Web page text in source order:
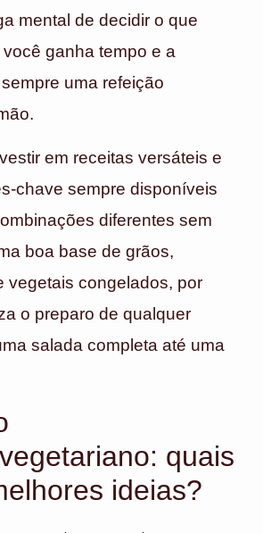
mental de decidir o que
ganha tempo e a
uma refeição
em receitas versáteis e
chave sempre disponíveis
diferentes sem
boa base de grãos,
vegetais congelados, por
o preparo de qualquer
salada completa até uma
quais
ideias?